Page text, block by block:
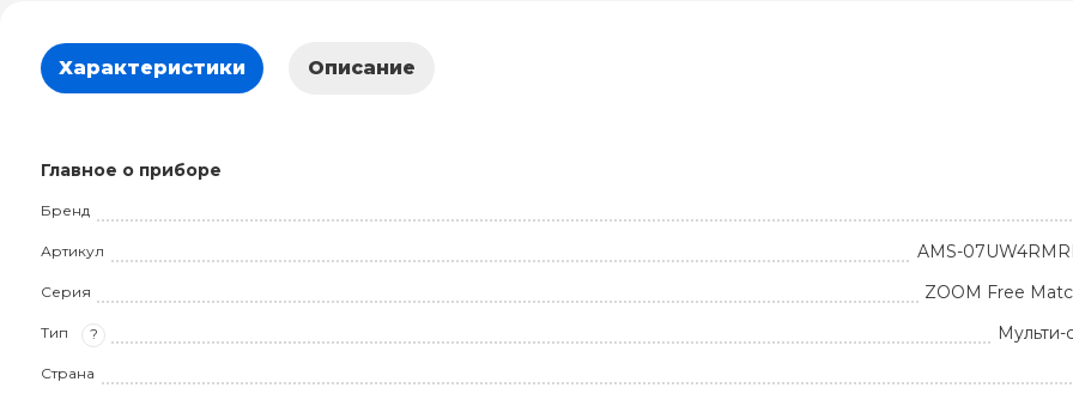
Характеристики Описание
Главное о приборе
Бренд
Артикул AMS-
Серия ZOOM Free
Тип ? Мульти-
Страна